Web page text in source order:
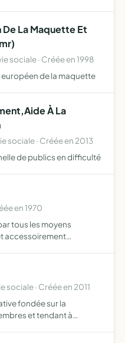
La Maquette Et
sociale · Créée en 1998
de la maquette
À La
sociale · Créée en 2013
de publics en difficulté
en 1970
tous les moyens
accessoirement
sociale · Créée en 2011
fondée sur la
et tendant à